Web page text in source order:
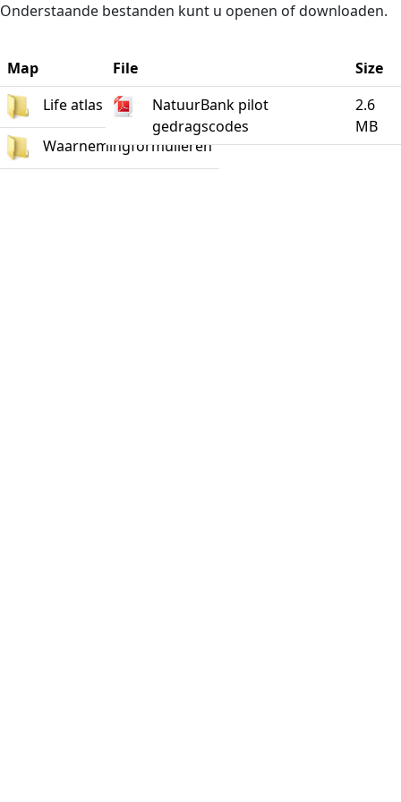
Naar de inhoud
Onderstaande bestanden kunt u openen of downloaden.
Map
Life atlas
Waarnemingformulieren
File
Size
NatuurBank pilot
gedragscodes
2.6
MB